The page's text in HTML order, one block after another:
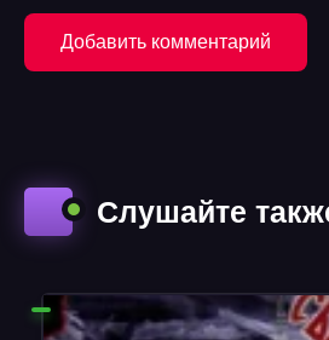
Добавить комментарий
Слушайте